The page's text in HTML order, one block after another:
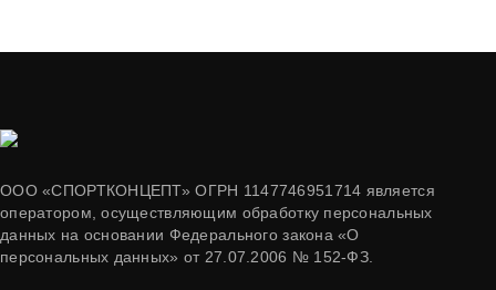
ООО «СПОРТКОНЦЕПТ» ОГРН 1147746951714 является
оператором, осуществляющим обработку персональных
данных на основании Федерального закона «О
персональных данных» от 27.07.2006 № 152-ФЗ.